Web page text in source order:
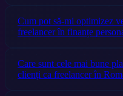
Cum pot să-mi optimizez
freelancer în finanțe
Care sunt cele mai bune
clienți ca freelancer în